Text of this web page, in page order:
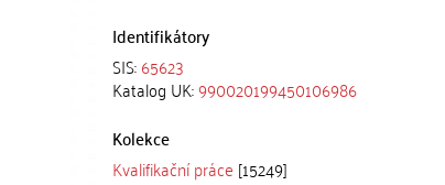
Identifikátory
SIS:65623
Katalog UK:990020199450106986
Kolekce
Kvalifikační práce [15249]